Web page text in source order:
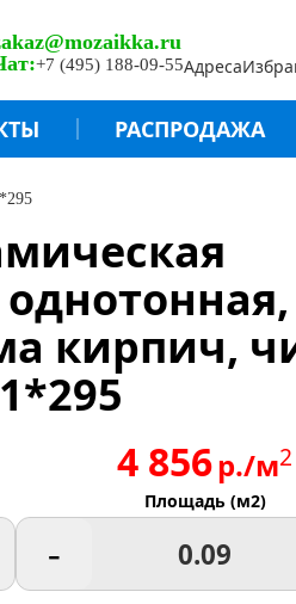
+7 (495) 188-09-55Адреса
РАСПРОДАЖА
кирпич,
4 856р./м2
Площадь (м2)
-